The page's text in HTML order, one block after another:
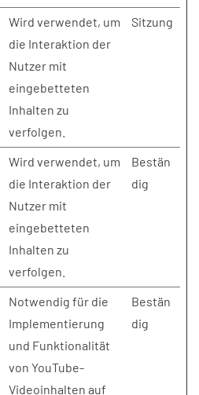
Wird verwendet, um
die Interaktion der
Nutzer mit
eingebetteten
Inhalten zu
verfolgen.
Sitzung
Wird verwendet, um
die Interaktion der
Nutzer mit
eingebetteten
Inhalten zu
verfolgen.
Bestän
dig
Notwendig für die
Implementierung
und Funktionalität
von YouTube-
Videoinhalten auf
Bestän
dig